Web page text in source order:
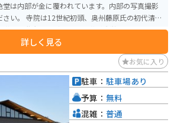
は内部が金に覆われています。内部の写真撮影
氏の初代清衡
や二階大堂など多くの堂塔が造営されました。
三年役という長い戦乱で亡くなった人々の霊を慰
は焼失しましたが、
点以上の国宝や重要文化財が現存し、東日本随一
参道である月見坂は樹齢3
多くは江戸時代に伊達藩によって植樹されたも
堂の手前左側に「弁慶堂」（正式には「愛宕
武蔵坊弁慶の木像や弁慶と義経にまつわる像が
詳しく見る
お気に入り
駐車： 駐車場あり
予算： 無料
混雑： 普通